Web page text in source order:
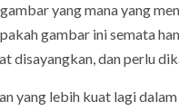
yang mana yang
gambar ini semata
disayangkan, dan perlu
yang lebih kuat lagi